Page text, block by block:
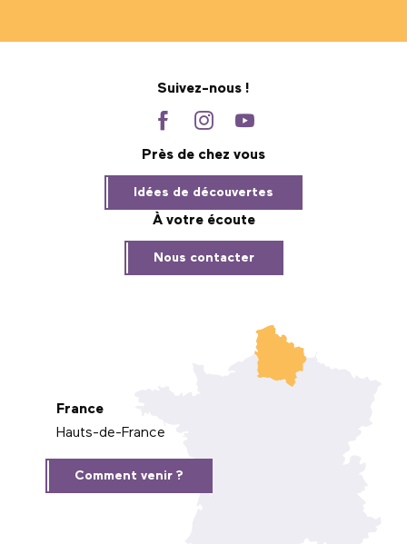
Suivez-nous !
Près de chez vous
Idées de découvertes
À votre écoute
Nous contacter
France
Hauts-de-France
Comment venir ?